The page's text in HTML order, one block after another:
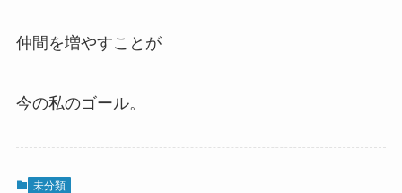
仲間を増やすことが
今の私のゴール。
未分類